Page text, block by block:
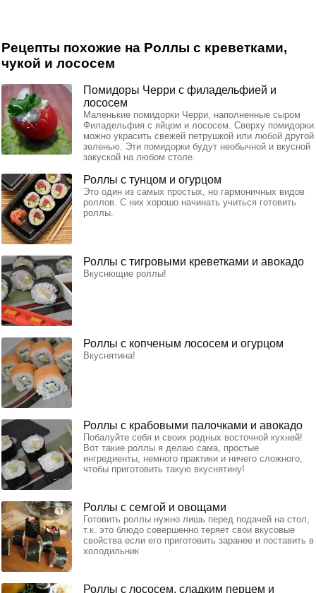
Рецепты похожие на Роллы с креветками,
чукой и лососем
Помидоры Черри с филадельфией и
лососем
Маленькие помидорки Черри, наполненные сыром
Филадельфия с яйцом и лососем. Сверху помидорки
можно украсить свежей петрушкой или любой другой
зеленью. Эти помидорки будут необычной и вкусной
закуской на любом столе.
Роллы с тунцом и огурцом
Это один из самых простых, но гармоничных видов
роллов. С них хорошо начинать учиться готовить
роллы.
Роллы с тигровыми креветками и авокадо
Вкуснющие роллы!
Роллы с копченым лососем и огурцом
Вкуснятина!
Роллы с крабовыми палочками и авокадо
Побалуйте себя и своих родных восточной кухней!
Вот такие роллы я делаю сама, простые
ингредиенты, немного практики и ничего сложного,
чтобы приготовить такую вкуснятину!
Роллы с семгой и овощами
Готовить роллы нужно лишь перед подачей на стол,
т.к. это блюдо совершенно теряет свои вкусовые
свойства если его приготовить заранее и поставить в
холодильник
Роллы с лососем, сладким перцем и